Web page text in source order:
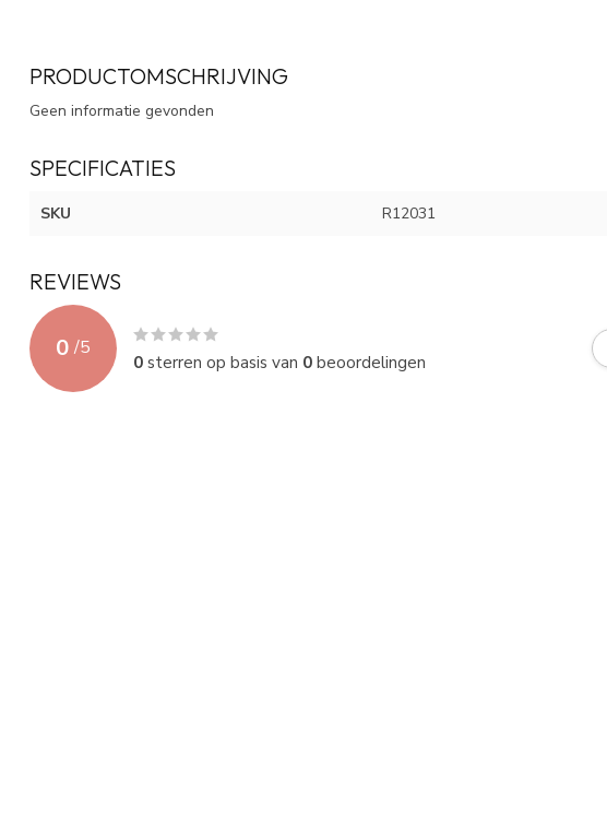
PRODUCTOMSCHRIJVING
Geen informatie gevonden
SPECIFICATIES
SKU R12031
REVIEWS
0 /5
0sterren op basis van 0beoordelingen